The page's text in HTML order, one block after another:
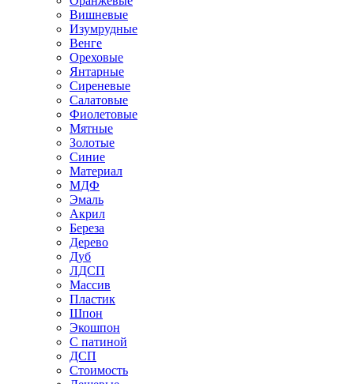
Вишневые
Изумрудные
Венге
Ореховые
Янтарные
Сиреневые
Салатовые
Фиолетовые
Мятные
Золотые
Синие
Материал
МДФ
Эмаль
Акрил
Береза
Дерево
Дуб
ЛДСП
Массив
Пластик
Шпон
Экошпон
С патиной
ДСП
Стоимость